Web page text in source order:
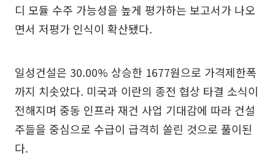
디 모듈 수주 가능성을 높게 평가하는 보고서가 나오
면서 저평가 인식이 확산됐다.
일성건설은 30.00% 상승한 1677원으로 가격제한폭
까지 치솟았다. 미국과 이란의 종전 협상 타결 소식이
전해지며 중동 인프라 재건 사업 기대감에 따라 건설
주들을 중심으로 수급이 급격히 쏠린 것으로 풀이된
다.